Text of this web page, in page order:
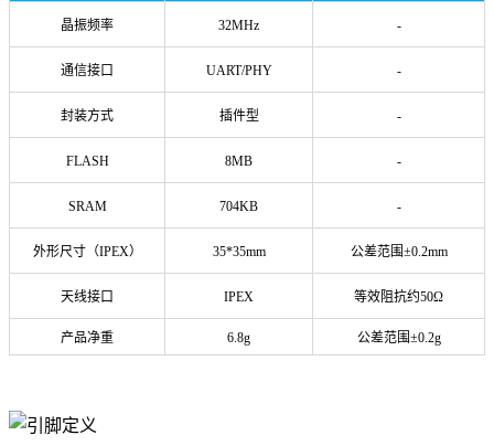
晶振频率 32MHz -
通信接口 UART/PHY -
封装方式 插件型 -
FLASH 8MB -
SRAM 704KB -
外形尺寸（IPEX） 35*35mm 公差范围±0.2mm
天线接口 IPEX 等效阻抗约50Ω
产品净重 6.8g 公差范围±0.2g